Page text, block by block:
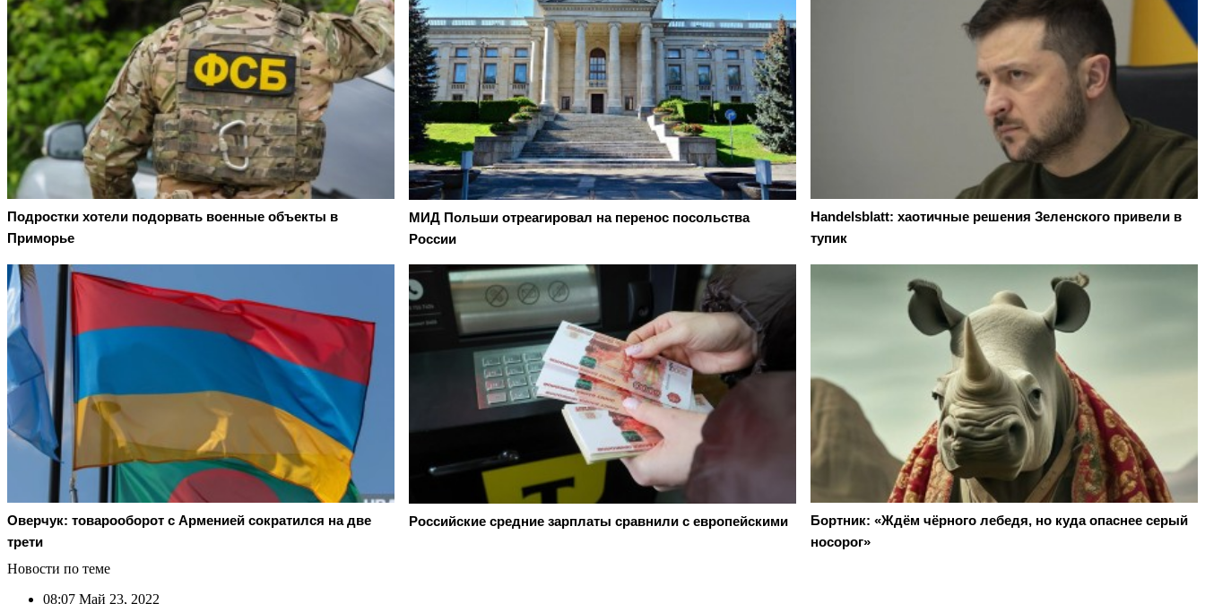
Подростки хотели подорвать военные объекты в
Приморье
МИД Польши отреагировал на перенос посольства
России
Handelsblatt: хаотичные решения Зеленского привели в
тупик
Оверчук: товарооборот с Арменией сократился на две
трети
Российские средние зарплаты сравнили с европейскими
Бортник: «Ждём чёрного лебедя, но куда опаснее серый
носорог»
Новости по теме
08:07 Май 23, 2022